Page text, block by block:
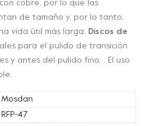
cobre, por lo que las
de tamaño y, por lo tanto,
vida útil más larga.
Discos de
para el pulido de transición
y antes del pulido fino. . El uso
Mosdan
RFP-47